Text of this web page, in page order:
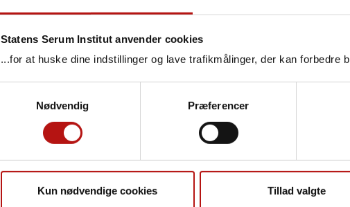
Statens Serum Institut anvender cookies
...for at huske dine indstillinger og lave trafikmålinger, der kan forbedre
Nødvendig
Præferencer
Kun nødvendige cookies Tillad valgte
National Reference Laboratories